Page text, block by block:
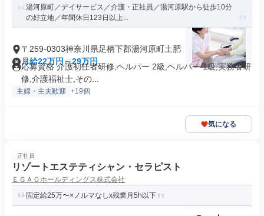
湯河原町／デイサービス／介護・正社員／湯河原駅から徒歩10分
の好立地／年間休日123日以上...
〒259-0303神奈川県足柄下郡湯河原町土肥
月給22万円～29万円
応募資格 介護初任者研修,ヘルパー 2級,ヘルパー 1級,実務者研
修,介護福祉士,その...
主婦・主夫歓迎 +19個
気になる
正社員
リゾートエステティシャン・セラピスト
ＥＧＡＯホールディングス株式会社
固定給25万〜×ノルマなしx残業月5h以下